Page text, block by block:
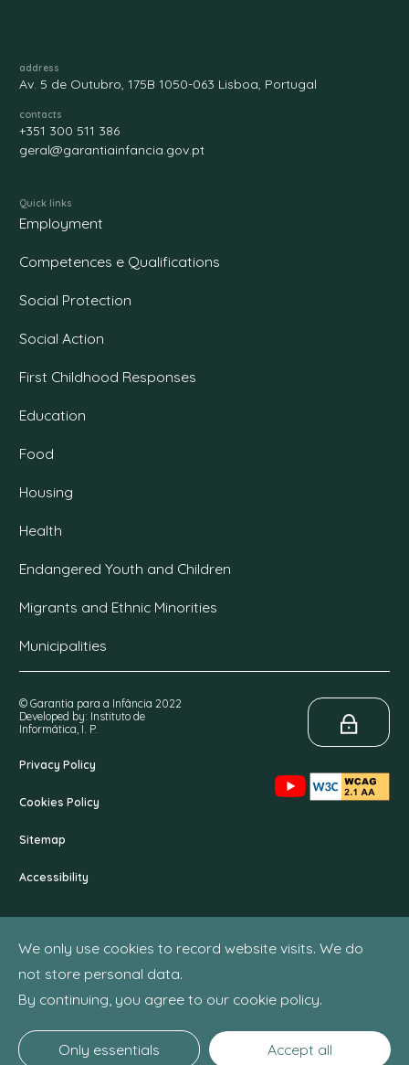
We only use cookies to record website visits. We do
not store personal data.
By continuing, you agree to our cookie policy.
Only essentials Accept all
address
Av. 5 de Outubro, 175B 1050-063 Lisboa, Portugal
contacts
+351 300 511 386
geral@garantiainfancia.gov.pt
Quick links
Employment
Competences e Qualifications
Social Protection
Social Action
First Childhood Responses
Education
Food
Housing
Health
Endangered Youth and Children
Migrants and Ethnic Minorities
Municipalities
© Garantia para a Infância 2022
Developed by: Instituto de
Informática, I. P.
Privacy Policy
Cookies Policy
Sitemap
Accessibility